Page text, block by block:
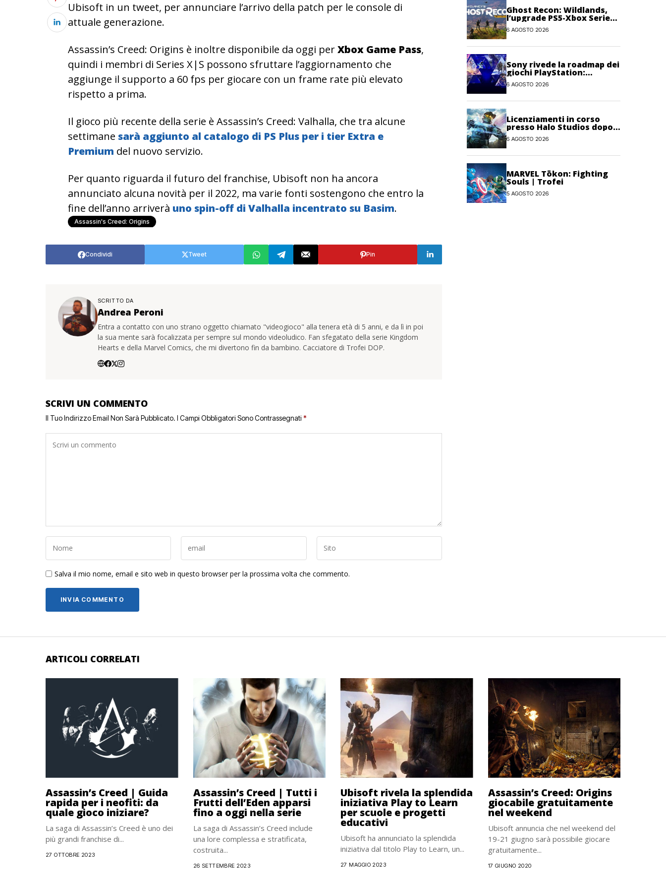
Ubisoft in un tweet, per annunciare l’arrivo della patch per le console di
attuale generazione.
Assassin’s Creed: Origins è inoltre disponibile da oggi perXbox Game Pass,
quindi i membri di Series X|S possono sfruttare l’aggiornamento che
aggiunge il supporto a 60 fps per giocare con un frame rate più elevato
rispetto a prima.
Il gioco più recente della serie è Assassin’s Creed: Valhalla, che tra alcune
settimane sarà aggiunto al catalogo di PS Plus per i tier Extra e
Premium del nuovo servizio.
Per quanto riguarda il futuro del franchise, Ubisoft non ha ancora
annunciato alcuna novità per il 2022, ma varie fonti sostengono che entro la
fine dell’anno arriverà uno spin-off di Valhalla incentrato su Basim.
Assassin's Creed: Origins
Condividi Tweet Pin
SCRITTO DA
Andrea Peroni
Entra a contatto con uno strano oggetto chiamato "videogioco" alla tenera età di 5 anni, e da lì in poi
la sua mente sarà focalizzata per sempre sul mondo videoludico. Fan sfegatato della serie Kingdom
Hearts e della Marvel Comics, che mi divertono fin da bambino. Cacciatore di Trofei DOP.
SCRIVI UN COMMENTO
Il Tuo Indirizzo Email Non Sarà Pubblicato. I Campi Obbligatori Sono Contrassegnati *
Salva il mio nome, email e sito web in questo browser per la prossima volta che commento.
Ghost Recon: Wildlands,
l’upgrade PS5-Xbox Series
potrebbe arrivare oggi
6 AGOSTO 2026
Sony rivede la roadmap dei
giochi PlayStation:
possibili cambiamenti per
l’anno fiscale 2026
6 AGOSTO 2026
Licenziamenti in corso
presso Halo Studios dopo il
lancio di Halo: Campaign
Evolved
6 AGOSTO 2026
MARVEL Tōkon: Fighting
Souls | Trofei
5 AGOSTO 2026
ARTICOLI CORRELATI
Assassin’s Creed | Guida
rapida per i neofiti: da
quale gioco iniziare?
La saga di Assassin’s Creed è uno dei
più grandi franchise di...
27 OTTOBRE 2023
Assassin’s Creed | Tutti i
Frutti dell’Eden apparsi
fino a oggi nella serie
La saga di Assassin’s Creed include
una lore complessa e stratificata,
costruita...
26 SETTEMBRE 2023
Ubisoft rivela la splendida
iniziativa Play to Learn
per scuole e progetti
educativi
Ubisoft ha annunciato la splendida
iniziativa dal titolo Play to Learn, un...
27 MAGGIO 2023
Assassin’s Creed: Origins
giocabile gratuitamente
nel weekend
Ubisoft annuncia che nel weekend del
19-21 giugno sarà possibile giocare
gratuitamente...
17 GIUGNO 2020